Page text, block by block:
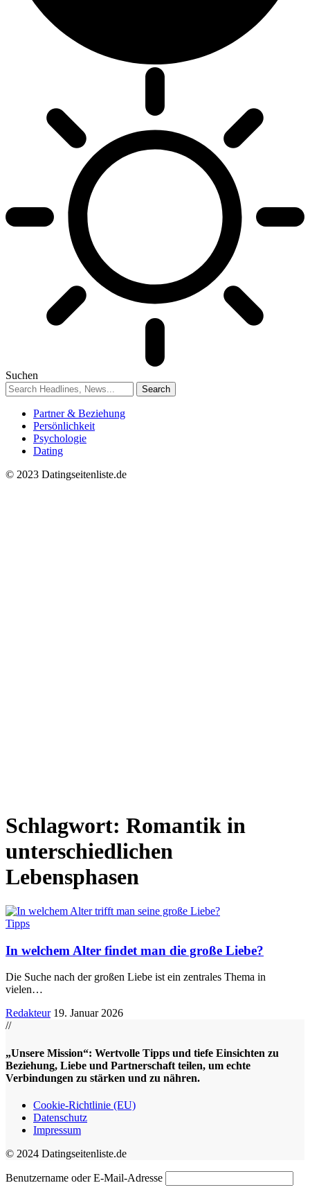
Suchen
Partner & Beziehung
Persönlichkeit
Psychologie
Dating
© 2023 Datingseitenliste.de
Schlagwort: Romantik in
unterschiedlichen
Lebensphasen
Tipps
In welchem Alter findet man die große Liebe?
Die Suche nach der großen Liebe ist ein zentrales Thema in
vielen…
Redakteur 19. Januar 2026
//
„Unsere Mission“: Wertvolle Tipps und tiefe Einsichten zu
Beziehung, Liebe und Partnerschaft teilen, um echte
Verbindungen zu stärken und zu nähren.
Cookie-Richtlinie (EU)
Datenschutz
Impressum
© 2024 Datingseitenliste.de
Benutzername oder E-Mail-Adresse